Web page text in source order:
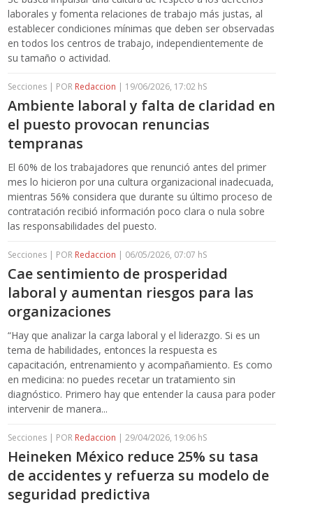
laborales y fomenta relaciones de trabajo más justas, al
establecer condiciones mínimas que deben ser observadas
en todos los centros de trabajo, independientemente de
su tamaño o actividad.
Secciones | POR Redaccion | 19/06/2026, 17:02 hS
Ambiente laboral y falta de claridad en
el puesto provocan renuncias
tempranas
El 60% de los trabajadores que renunció antes del primer
mes lo hicieron por una cultura organizacional inadecuada,
mientras 56% considera que durante su último proceso de
contratación recibió información poco clara o nula sobre
las responsabilidades del puesto.
Secciones | POR Redaccion | 06/05/2026, 07:07 hS
Cae sentimiento de prosperidad
laboral y aumentan riesgos para las
organizaciones
“Hay que analizar la carga laboral y el liderazgo. Si es un
tema de habilidades, entonces la respuesta es
capacitación, entrenamiento y acompañamiento. Es como
en medicina: no puedes recetar un tratamiento sin
diagnóstico. Primero hay que entender la causa para poder
intervenir de manera...
Secciones | POR Redaccion | 29/04/2026, 19:06 hS
Heineken México reduce 25% su tasa
de accidentes y refuerza su modelo de
seguridad predictiva